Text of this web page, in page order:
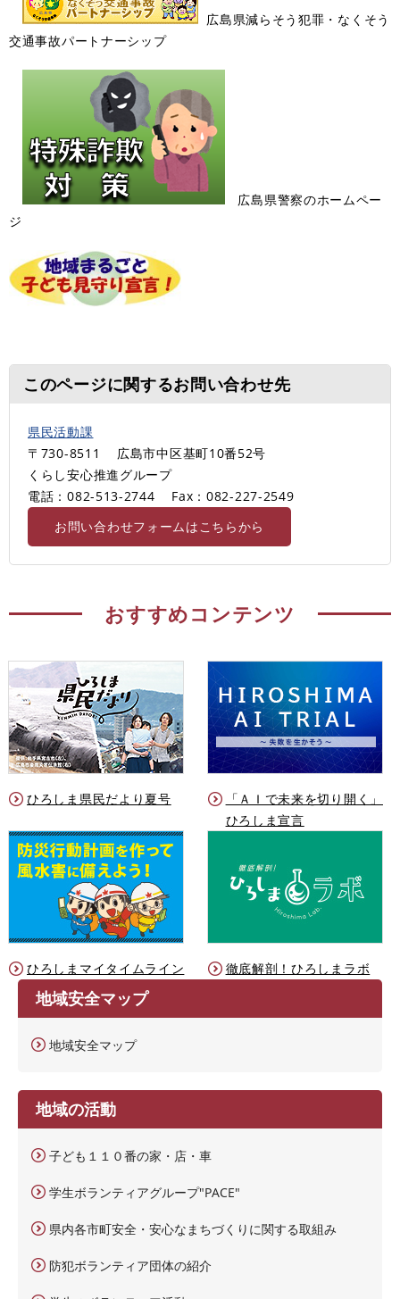
広島県減らそう犯罪・なくそう
交通事故パートナーシップ
広島県警察のホームペー
ジ
このページに関するお問い合わせ先
県民活動課
〒730-8511
広島市中区基町10番52号
くらし安心推進グループ
電話：082-513-2744
Fax：082-227-2549
お問い合わせフォームはこちらから
おすすめコンテンツ
ひろしま県民だより夏号
「ＡＩで未来を切り開く」
ひろしま宣言
ひろしまマイタイムライン 徹底解剖！ひろしまラボ
地域安全マップ
地域安全マップ
地域の活動
子ども１１０番の家・店・車
学生ボランティアグループ"PACE"
県内各市町安全・安心なまちづくりに関する取組み
防犯ボランティア団体の紹介